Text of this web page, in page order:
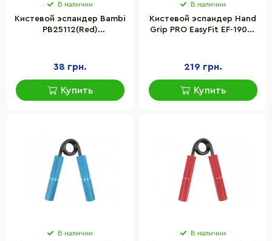
В наличии
Кистевой эспандер Bambi
PB25112(Red)
38 грн.
Купить
В наличии
Кистевой эспандер Hand
Grip PRO EasyFit EF-1902-
219 грн.
Купить
В наличии В наличии